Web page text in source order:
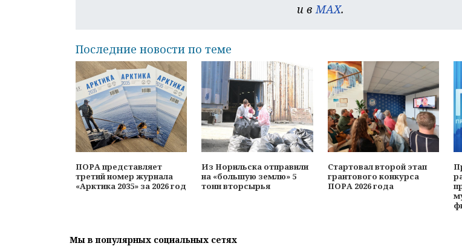
и вMAX.
Последние новости по теме
ПОРА представляет
третий номер журнала
«Арктика 2035» за 2026 год
Из Норильска отправили
на «большую землю» 5
тонн вторсырья
Стартовал второй этап
грантового конкурса
ПОРА 2026 года
Мы в популярных социальных сетях